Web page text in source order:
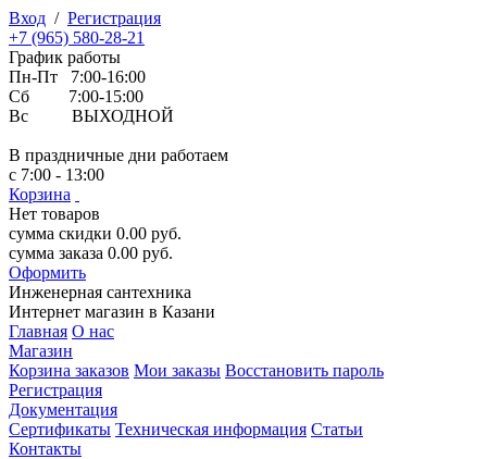
Вход / Регистрация
+7 (965) 580-28-21
График работы
Пн-Пт 7:00-16:00
Сб 7:00-15:00
Вс ВЫХОДНОЙ
В праздничные дни работаем
с 7:00 - 13:00
Корзина
Нет товаров
сумма скидки 0.00 руб.
сумма заказа 0.00 руб.
Оформить
Инженерная сантехника
Интернет магазин в Казани
Главная О нас
Магазин
Корзина заказов Мои заказы Восстановить пароль
Регистрация
Документация
Сертификаты Техническая информация Статьи
Контакты